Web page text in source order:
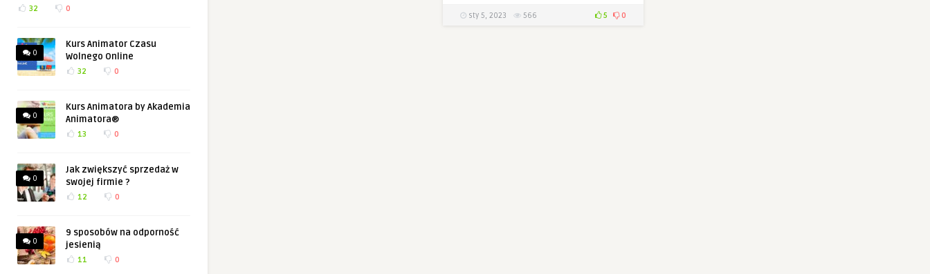
32 0
0
Kurs Animator Czasu
Wolnego Online
32 0
0
Kurs Animatora by Akademia
Animatora®
13 0
0
Jak zwiększyć sprzedaż w
swojej firmie ?
12 0
0
9 sposobów na odporność
jesienią
11 0
sty 5, 2023 566 5 0